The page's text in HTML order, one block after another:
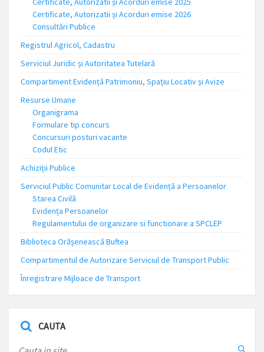
Certificate, Autorizatii și Acorduri emise 2026
Consultări Publice
Registrul Agricol, Cadastru
Serviciul Juridic și Autoritatea Tutelară
Compartiment Evidență Patrimoniu, Spațiu Locativ și Avize
Resurse Umane
Organigrama
Formulare tip concurs
Concursuri posturi vacante
Codul Etic
Achiziții Publice
Serviciul Public Comunitar Local de Evidență a Persoanelor
Starea Civilă
Evidența Persoanelor
Regulamentului de organizare si functionare a SPCLEP
Biblioteca Orășenească Buftea
Compartimentul de Autorizare Serviciul de Transport Public
Înregistrare Mijloace de Transport
CAUTA